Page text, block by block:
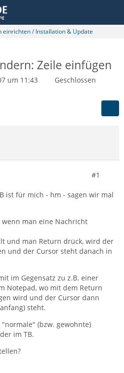
einrichten / Installation & Update
Zeile einfügen
um 11:43
Geschlossen
#1
ist für mich - hm - sagen wir mal
man eine Nachricht
und man Return drück, wird der
und der Cursor steht danach in
im Gegensatz zu z.B. einer
Notepad, wo mit dem Return
wird und der Cursor dann
steht.
(bzw. gewohnte)
im TB.